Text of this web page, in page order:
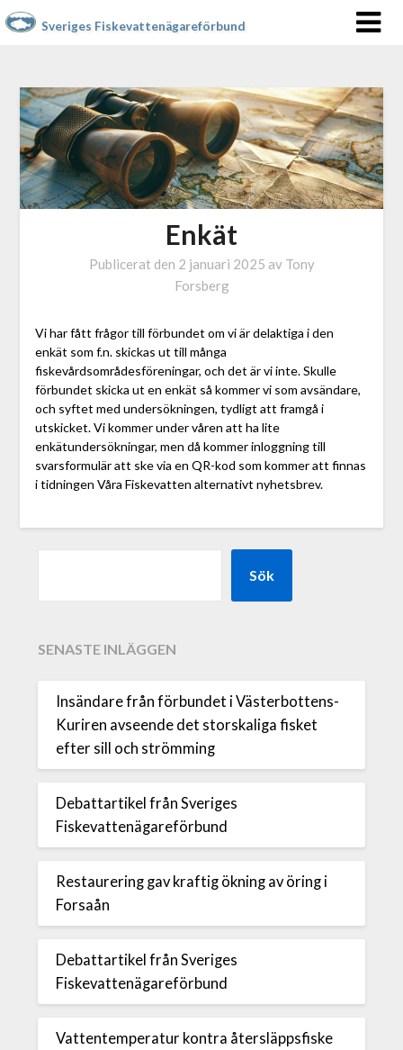
Sveriges Fiskevattenägareförbund
Enkät
Publicerat den 2 januari 2025 av Tony
Forsberg
Vi har fått frågor till förbundet om vi är delaktiga i den
enkät som f.n. skickas ut till många
fiskevårdsområdesföreningar, och det är vi inte. Skulle
förbundet skicka ut en enkät så kommer vi som avsändare,
och syftet med undersökningen, tydligt att framgå i
utskicket. Vi kommer under våren att ha lite
enkätundersökningar, men då kommer inloggning till
svarsformulär att ske via en QR-kod som kommer att finnas
i tidningen Våra Fiskevatten alternativt nyhetsbrev.
Sök
SENASTE INLÄGGEN
Insändare från förbundet i Västerbottens-
Kuriren avseende det storskaliga fisket
efter sill och strömming
Debattartikel från Sveriges
Fiskevattenägareförbund
Restaurering gav kraftig ökning av öring i
Forsaån
Debattartikel från Sveriges
Fiskevattenägareförbund
Vattentemperatur kontra återsläppsfiske